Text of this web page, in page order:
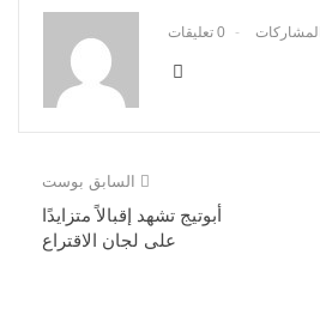
0 تعليقات
السابق بوست
أبوتيج تشهد إقبالاً متزايدًا
على لجان الاقتراع